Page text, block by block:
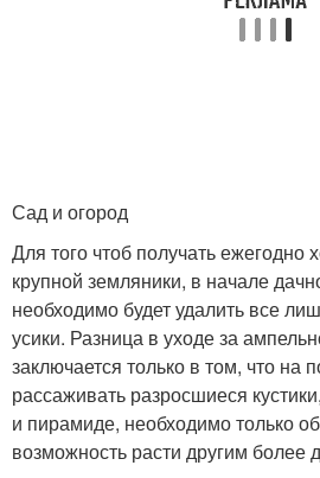
Сад и огород
Для того чтоб получать ежегодно
крупной земляники, в начале
необходимо будет удалить все
усики. Разница в уходе за
заключается только в том, что на
рассаживать разросшиеся
и пирамиде, необходимо только
возможность расти другим